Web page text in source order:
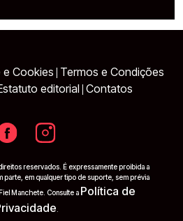
e Cookies Termos e Condições
editorial Contatos
reservados. É expressamente proibida a
parte, em qualquer tipo de suporte, sem prévia
Manchete. Consulte a Política de